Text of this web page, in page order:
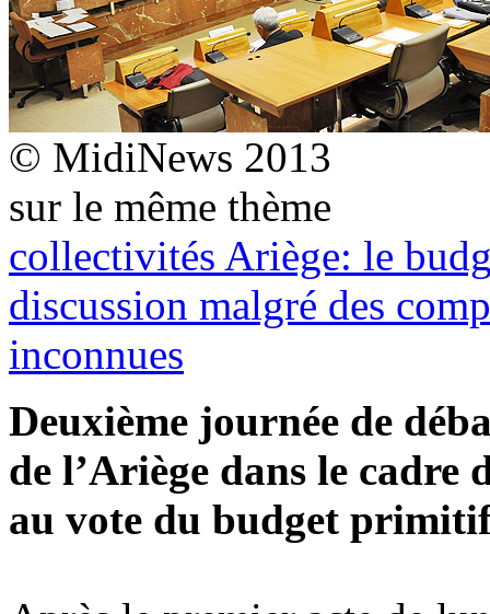
© MidiNews 2013
sur le même thème
collectivités Ariège: le
discussion malgré des
inconnues
Deuxième journée de
de l’Ariège dans le cadre
au vote du budget